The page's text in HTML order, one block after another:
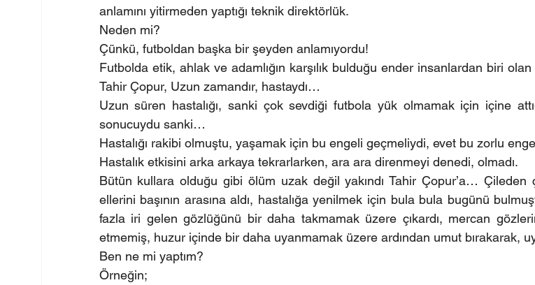
anlamını yitirmeden yaptığı teknik direktörlük.
Neden mi?
Çünkü, futboldan başka bir şeyden anlamıyordu!
Futbolda etik, ahlak ve adamlığın karşılık bulduğu ender insanlardan biri olan
Tahir Çopur, Uzun zamandır, hastaydı…
Uzun süren hastalığı, sanki çok sevdiği futbola yük olmamak için içine
sonucuydu sanki…
Hastalığı rakibi olmuştu, yaşamak için bu engeli geçmeliydi, evet bu zorlu
Hastalık etkisini arka arkaya tekrarlarken, ara ara direnmeyi denedi, olmadı.
Bütün kullara olduğu gibi ölüm uzak değil yakındı Tahir Çopur’a… Çileden
ellerini başının arasına aldı, hastalığa yenilmek için bula bula bugünü
fazla iri gelen gözlüğünü bir daha takmamak üzere çıkardı, mercan
etmemiş, huzur içinde bir daha uyanmamak üzere ardından umut bırakarak,
Ben ne mi yaptım?
Örneğin;